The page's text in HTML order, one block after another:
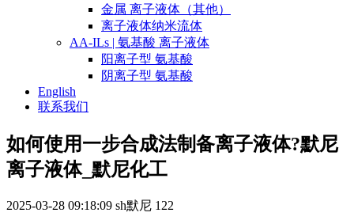
金属 离子液体（其他）
离子液体纳米流体
AA-ILs | 氨基酸 离子液体
阳离子型 氨基酸
阴离子型 氨基酸
English
联系我们
如何使用一步合成法制备离子液体?默尼
离子液体_默尼化工
2025-03-28 09:18:09 sh默尼 122